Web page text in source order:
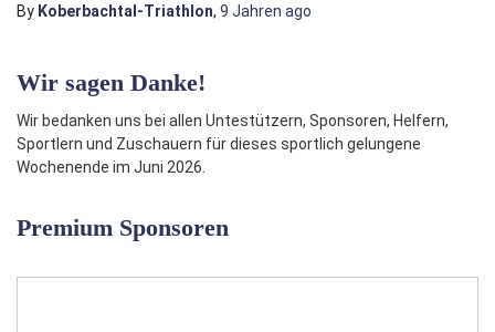
By Koberbachtal-Triathlon, 9 Jahren ago
Wir sagen Danke!
Wir bedanken uns bei allen Untestützern, Sponsoren, Helfern,
Sportlern und Zuschauern für dieses sportlich gelungene
Wochenende im Juni 2026.
Premium Sponsoren